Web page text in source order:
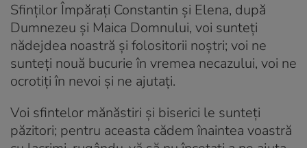
Sfinţilor Împăraţi Constantin şi Elena, după
Dumnezeu şi Maica Domnului, voi sunteţi
nădejdea noastră şi folositorii noştri; voi ne
sunteţi nouă bucurie în vremea necazului, voi ne
ocrotiţi în nevoi şi ne ajutaţi.
Voi sfintelor mănăstiri şi biserici le sunteţi
păzitori; pentru aceasta cădem înaintea voastră